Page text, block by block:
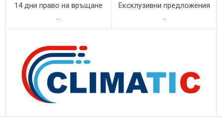
14 дни право на връщане Ексклузивни предложения